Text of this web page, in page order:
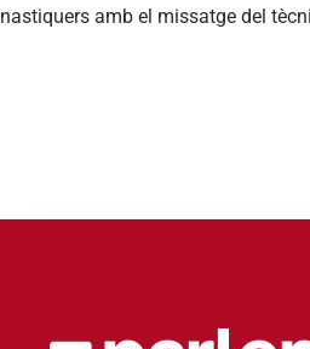
nastiquers amb el missatge del